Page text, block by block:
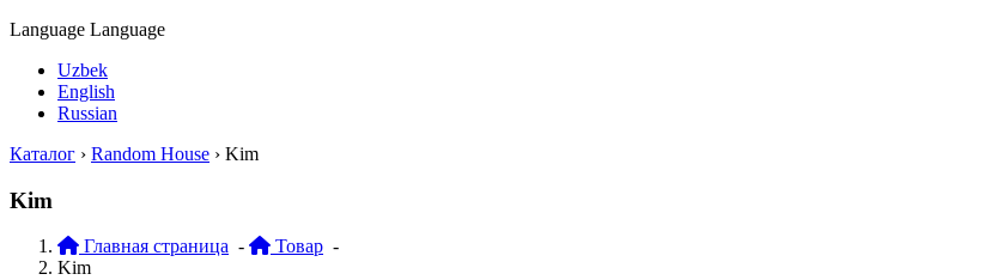
Language Language
Uzbek
English
Russian
Каталог › Random House › Kim
Kim
Главная страница - Товар -
Kim